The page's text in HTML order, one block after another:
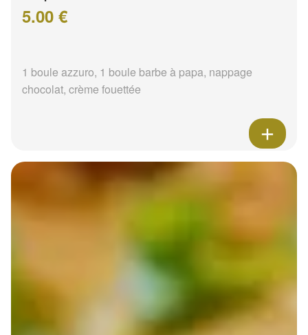
5.00 €
1 boule azzuro, 1 boule barbe à papa, nappage
chocolat, crème fouettée